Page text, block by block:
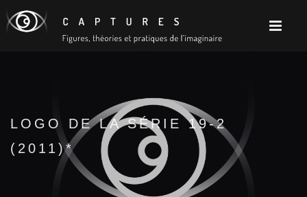
LOGO DE LA SÉRIE 19-2
(2011)*